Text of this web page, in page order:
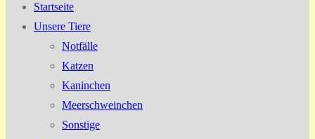
Startseite
Unsere Tiere
Notfälle
Katzen
Kaninchen
Meerschweinchen
Sonstige